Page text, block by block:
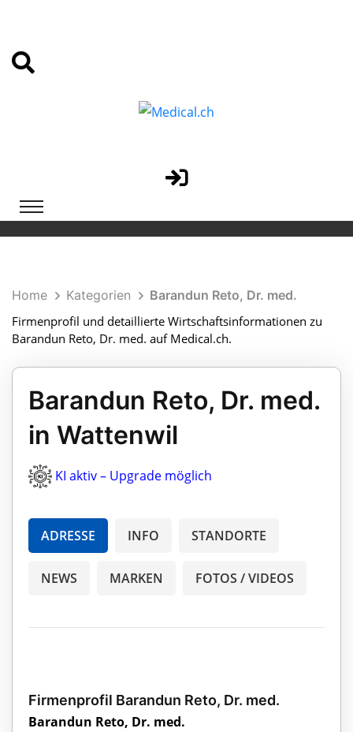
Home Kategorien
Barandun Reto, Dr. med.
Firmenprofil und detaillierte Wirtschaftsinformationen zu
Barandun Reto, Dr. med. auf Medical.ch.
Barandun Reto, Dr. med.
in Wattenwil
KI aktiv – Upgrade möglich
ADRESSE INFO STANDORTE
NEWS MARKEN FOTOS / VIDEOS
Firmenprofil Barandun Reto, Dr. med.
Barandun Reto, Dr. med.